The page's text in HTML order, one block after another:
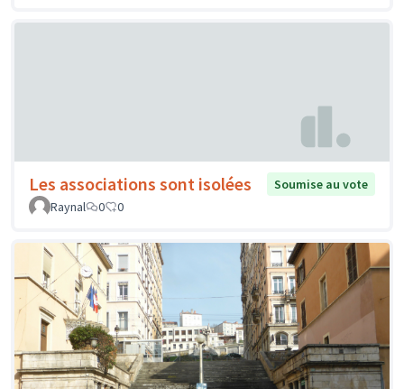
Les associations sont isolées
Soumise au vote
Raynal
0 0